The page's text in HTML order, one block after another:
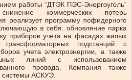
работы “ДТЭК ПЭС-Энергоуголь”
коммерческих потерь
реализует программу пофидерного
в себя: обновление парка
приборов учета на фасадах жилых
трансформаторных подстанций с
учета электроэнергии, а также
линий с использованием
провода. Компания также
системы АСКУЭ.